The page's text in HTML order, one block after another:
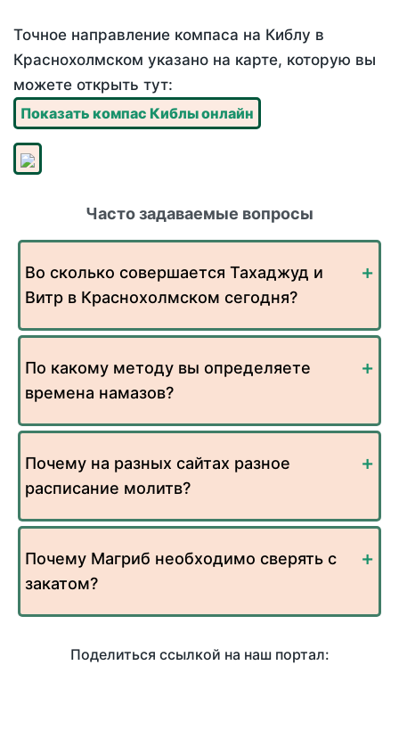
Точное направление компаса на Киблу в
Краснохолмском указано на карте, которую вы
можете открыть тут:
Показать компас Киблы онлайн
Часто задаваемые вопросы
Во сколько совершается Тахаджуд и
Витр в Краснохолмском сегодня?
По какому методу вы определяете
времена намазов?
Почему на разных сайтах разное
расписание молитв?
Почему Магриб необходимо сверять с
закатом?
Поделиться ссылкой на наш портал: